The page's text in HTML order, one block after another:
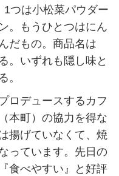
つは小松菜パウダー
。もうひとつはにん
だもの。商品名は
。いずれも隠し味と
。
ロデュースするカフ
本町）の協力を得な
揚げていなくて、焼
っています。先日の
食べやすい』と好評